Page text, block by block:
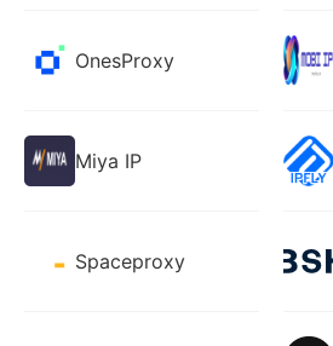
OnesProxy
Miya IP
Spaceproxy